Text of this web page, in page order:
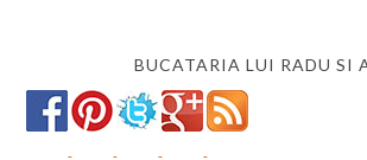
BUCATARIA LUI RADU SI